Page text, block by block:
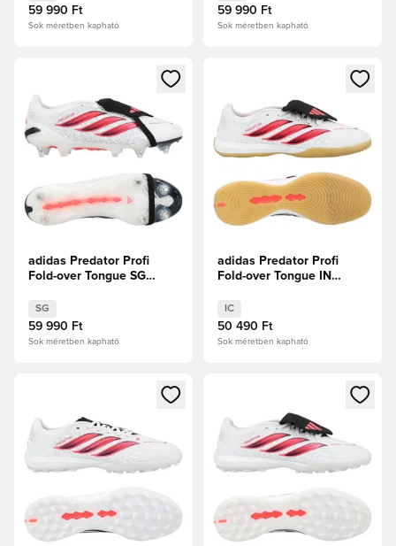
59 990 Ft
Sok méretben kapható
59 990 Ft
Sok méretben kapható
Megnyit egy modált a bejelentkezéshez vagy a tagként
adidas Predator Profi
Fold-over Tongue SG
SG
59 990 Ft
Sok méretben kapható
Megnyit egy modált a
adidas Predator Profi
Fold-over Tongue IN
IC
50 490 Ft
Sok méretben kapható
Megnyit egy modált a bejelentkezéshez vagy a tagként
Megnyit egy modált a